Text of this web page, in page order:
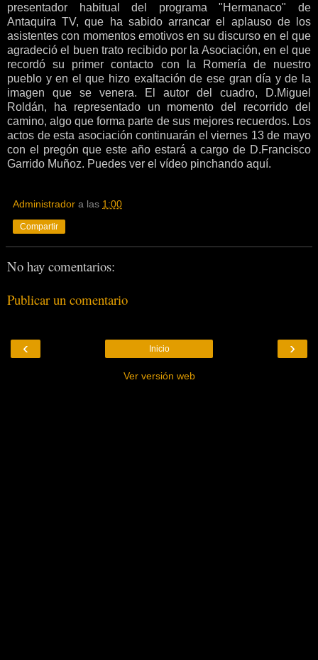
presentador habitual del programa "Hermanaco" de
Antaquira TV, que ha sabido arrancar el aplauso de los
asistentes con momentos emotivos en su discurso en el que
agradeció el buen trato recibido por la Asociación, en el que
recordó su primer contacto con la Romería de nuestro
pueblo y en el que hizo exaltación de ese gran día y de la
imagen que se venera. El autor del cuadro, D.Miguel
Roldán, ha representado un momento del recorrido del
camino, algo que forma parte de sus mejores recuerdos. Los
actos de esta asociación continuarán el viernes 13 de mayo
con el pregón que este año estará a cargo de D.Francisco
Garrido Muñoz. Puedes ver el vídeo pinchando aquí.
Administrador a las 1:00
Compartir
No hay comentarios:
Publicar un comentario
‹ ›
Inicio
Ver versión web